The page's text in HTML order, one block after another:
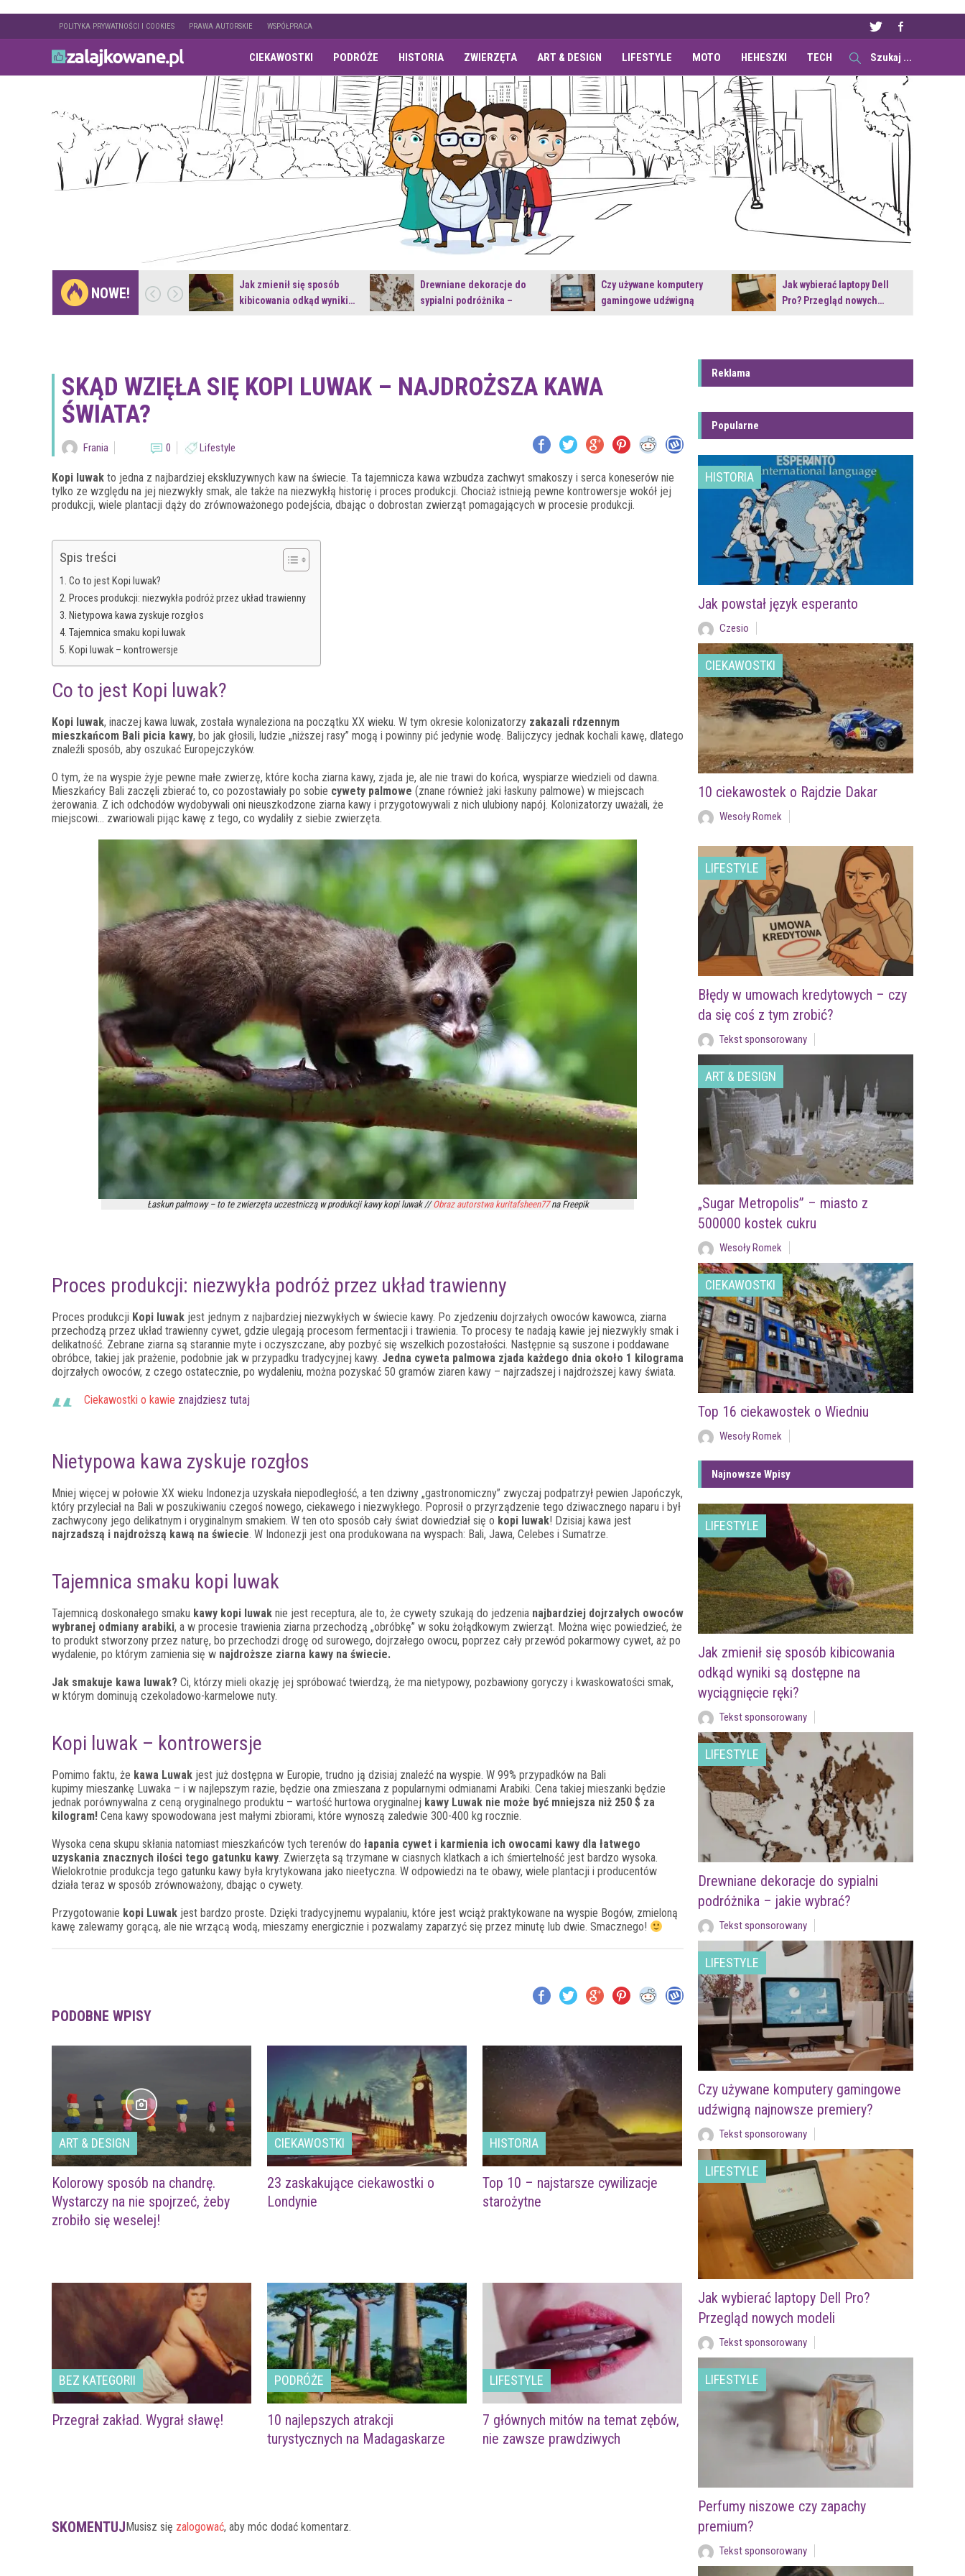
POLITYKA PRYWATNOŚCI I COOKIES PRAWA AUTORSKIE WSPÓŁPRACA
CIEKAWOSTKI PODRÓŻE HISTORIA ZWIERZĘTA ART & DESIGN LIFESTYLE MOTO HEHESZKI TECH
NOWE!
Gdzie pojechać na
weekend z naturą w…
Jak zmienił się sposób
kibicowania odkąd wyniki…
Drewniane dekoracje do
sypialni podróżnika –
Czy używane komputery
gamingowe udźwigną
Jak wybierać laptopy Dell
Pro? Przegląd nowych…
SKĄD WZIĘŁA SIĘ KOPI LUWAK – NAJDROŻSZA KAWA
ŚWIATA?
Frania 0 Lifestyle
Kopi luwak to jedna z najbardziej ekskluzywnych kaw na świecie. Ta tajemnicza kawa wzbudza zachwyt smakoszy i serca koneserów nie
tylko ze względu na jej niezwykły smak, ale także na niezwykłą historię i proces produkcji. Chociaż istnieją pewne kontrowersje wokół jej
produkcji, wiele plantacji dąży do zrównoważonego podejścia, dbając o dobrostan zwierząt pomagających w procesie produkcji.
Spis treści
Co to jest Kopi luwak?
Proces produkcji: niezwykła podróż przez układ trawienny
Nietypowa kawa zyskuje rozgłos
Tajemnica smaku kopi luwak
Kopi luwak – kontrowersje
Co to jest Kopi luwak?
Kopi luwak, inaczej kawa luwak, została wynaleziona na początku XX wieku. W tym okresie kolonizatorzy zakazali rdzennym
mieszkańcom Bali picia kawy, bo jak głosili, ludzie „niższej rasy” mogą i powinny pić jedynie wodę. Balijczycy jednak kochali kawę, dlatego
znaleźli sposób, aby oszukać Europejczyków.
O tym, że na wyspie żyje pewne małe zwierzę, które kocha ziarna kawy, zjada je, ale nie trawi do końca, wyspiarze wiedzieli od dawna.
Mieszkańcy Bali zaczęli zbierać to, co pozostawiały po sobie cywety palmowe (znane również jaki łaskuny palmowe) w miejscach
żerowania. Z ich odchodów wydobywali oni nieuszkodzone ziarna kawy i przygotowywali z nich ulubiony napój. Kolonizatorzy uważali, że
miejscowi… zwariowali pijąc kawę z tego, co wydaliły z siebie zwierzęta.
Łaskun palmowy – to te zwierzęta uczestniczą w produkcji kawy kopi luwak //Obraz autorstwa kuritafsheen77na Freepik
Proces produkcji: niezwykła podróż przez układ trawienny
Proces produkcji Kopi luwak jest jednym z najbardziej niezwykłych w świecie kawy. Po zjedzeniu dojrzałych owoców kawowca, ziarna
przechodzą przez układ trawienny cywet, gdzie ulegają procesom fermentacji i trawienia. To procesy te nadają kawie jej niezwykły smak i
delikatność. Zebrane ziarna są starannie myte i oczyszczane, aby pozbyć się wszelkich pozostałości. Następnie są suszone i poddawane
obróbce, takiej jak prażenie, podobnie jak w przypadku tradycyjnej kawy. Jedna cyweta palmowa zjada każdego dnia około 1 kilograma
dojrzałych owoców, z czego ostatecznie, po wydaleniu, można pozyskać 50 gramów ziaren kawy – najrzadszej i najdroższej kawy świata.
Ciekawostki o kawie znajdziesz tutaj
Nietypowa kawa zyskuje rozgłos
Mniej więcej w połowie XX wieku Indonezja uzyskała niepodległość, a ten dziwny „gastronomiczny” zwyczaj podpatrzył pewien Japończyk,
który przyleciał na Bali w poszukiwaniu czegoś nowego, ciekawego i niezwykłego. Poprosił o przyrządzenie tego dziwacznego naparu i był
zachwycony jego delikatnym i oryginalnym smakiem. W ten oto sposób cały świat dowiedział się o kopi luwak! Dzisiaj kawa jest
najrzadszą i najdroższą kawą na świecie. W Indonezji jest ona produkowana na wyspach: Bali, Jawa, Celebes i Sumatrze.
Tajemnica smaku kopi luwak
Tajemnicą doskonałego smaku kawy kopi luwak nie jest receptura, ale to, że cywety szukają do jedzenia najbardziej dojrzałych owoców
wybranej odmiany arabiki, a w procesie trawienia ziarna przechodzą „obróbkę” w soku żołądkowym zwierząt. Można więc powiedzieć, że
to produkt stworzony przez naturę, bo przechodzi drogę od surowego, dojrzałego owocu, poprzez cały przewód pokarmowy cywet, aż po
wydalenie, po którym zamienia się w najdroższe ziarna kawy na świecie.
Jak smakuje kawa luwak? Ci, którzy mieli okazję jej spróbować twierdzą, że ma nietypowy, pozbawiony goryczy i kwaskowatości smak,
w którym dominują czekoladowo-karmelowe nuty.
Kopi luwak – kontrowersje
Pomimo faktu, że kawa Luwak jest już dostępna w Europie, trudno ją dzisiaj znaleźć na wyspie. W 99% przypadków na Bali
kupimy mieszankę Luwaka – i w najlepszym razie, będzie ona zmieszana z popularnymi odmianami Arabiki. Cena takiej mieszanki będzie
jednak porównywalna z ceną oryginalnego produktu – wartość hurtowa oryginalnej kawy Luwak nie może być mniejsza niż 250 $ za
kilogram! Cena kawy spowodowana jest małymi zbiorami, które wynoszą zaledwie 300-400 kg rocznie.
Wysoka cena skupu skłania natomiast mieszkańców tych terenów do łapania cywet i karmienia ich owocami kawy dla łatwego
uzyskania znacznych ilości tego gatunku kawy. Zwierzęta są trzymane w ciasnych klatkach a ich śmiertelność jest bardzo wysoka.
Wielokrotnie produkcja tego gatunku kawy była krytykowana jako nieetyczna. W odpowiedzi na te obawy, wiele plantacji i producentów
działa teraz w sposób zrównoważony, dbając o cywety.
Przygotowanie kopi Luwak jest bardzo proste. Dzięki tradycyjnemu wypalaniu, które jest wciąż praktykowane na wyspie Bogów, zmieloną
kawę zalewamy gorącą, ale nie wrzącą wodą, mieszamy energicznie i pozwalamy zaparzyć się przez minutę lub dwie. Smacznego!
PODOBNE WPISY
ART & DESIGN
Kolorowy sposób na chandrę.
Wystarczy na nie spojrzeć, żeby
zrobiło się weselej!
CIEKAWOSTKI
23 zaskakujące ciekawostki o
Londynie
HISTORIA
Top 10 – najstarsze cywilizacje
starożytne
BEZ KATEGORII
Przegrał zakład. Wygrał sławę!
PODRÓŻE
10 najlepszych atrakcji
turystycznych na Madagaskarze
LIFESTYLE
7 głównych mitów na temat zębów,
nie zawsze prawdziwych
SKOMENTUJMusisz się zalogować, aby móc dodać komentarz.
Reklama
Popularne
HISTORIA
Jak powstał język esperanto
Czesio
CIEKAWOSTKI
10 ciekawostek o Rajdzie Dakar
Wesoły Romek
LIFESTYLE
Błędy w umowach kredytowych – czy
da się coś z tym zrobić?
Tekst sponsorowany
ART & DESIGN
„Sugar Metropolis” – miasto z
500000 kostek cukru
Wesoły Romek
CIEKAWOSTKI
Top 16 ciekawostek o Wiedniu
Wesoły Romek
Najnowsze Wpisy
LIFESTYLE
Jak zmienił się sposób kibicowania
odkąd wyniki są dostępne na
wyciągnięcie ręki?
Tekst sponsorowany
LIFESTYLE
Drewniane dekoracje do sypialni
podróżnika – jakie wybrać?
Tekst sponsorowany
LIFESTYLE
Czy używane komputery gamingowe
udźwigną najnowsze premiery?
Tekst sponsorowany
LIFESTYLE
Jak wybierać laptopy Dell Pro?
Przegląd nowych modeli
Tekst sponsorowany
LIFESTYLE
Perfumy niszowe czy zapachy
premium?
Tekst sponsorowany